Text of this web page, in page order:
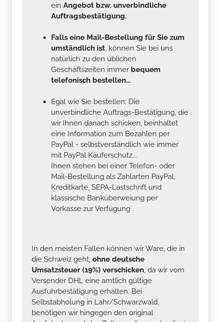
ein Angebot bzw. unverbindliche
Auftragsbestätigung.
Falls eine Mail-Bestellung für Sie zum
umständlich ist, können Sie bei uns
natürlich zu den üblichen
Geschäftszeiten immer bequem
telefonisch bestellen...
Egal wie Sie bestellen: Die
unverbindliche Auftrags-Bestätigung, die
wir Ihnen danach schicken, beinhaltet
eine Information zum Bezahlen per
PayPal - selbstverständlich wie immer
mit PayPal Käuferschutz...
Ihnen stehen bei einer Telefon- oder
Mail-Bestellung als Zahlarten PayPal,
Kreditkarte, SEPA-Lastschrift und
klassische Banküberweiung per
Vorkasse zur Verfügung .
In den meisten Fällen können wir Ware, die in
die Schweiz geht, ohne deutsche
Umsatzsteuer (19%) verschicken, da wir vom
Versender DHL eine amtlich gültige
Ausfuhrbestätigung erhalten. Bei
Selbstabholung in Lahr/Schwarzwald,
benötigen wir hingegen den original